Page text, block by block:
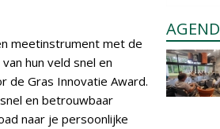
meetinstrument met de
hun veld snel en
de Gras Innovatie Award.
en betrouwbaar
naar je persoonlijke